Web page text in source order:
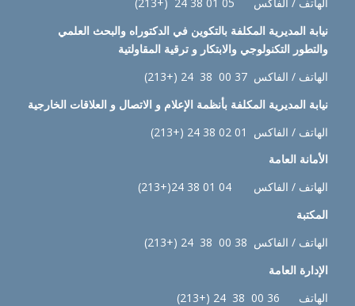
نيابة المديرية المكلفة بالتكوين في الدكتوراه والبحث العلمي
والتطور التكنولوجي والابتكار و ترقية المقاولتية
الهاتف / الفاكس 37 00 38 24 (+213)
نيابة المديرية المكلفة بأنظمة الإعلام و الاتصال و العلاقات الخارجية
الهاتف / الفاكس 01 02 38 24 (+213)
الأمانة العامة
الهاتف / الفاكس 04 01 38 24(+213)
المكتبة
الهاتف / الفاكس 38 00 38 24 (+213)
الإدارة العامة
الهاتف 36 00 38 24 (+213)